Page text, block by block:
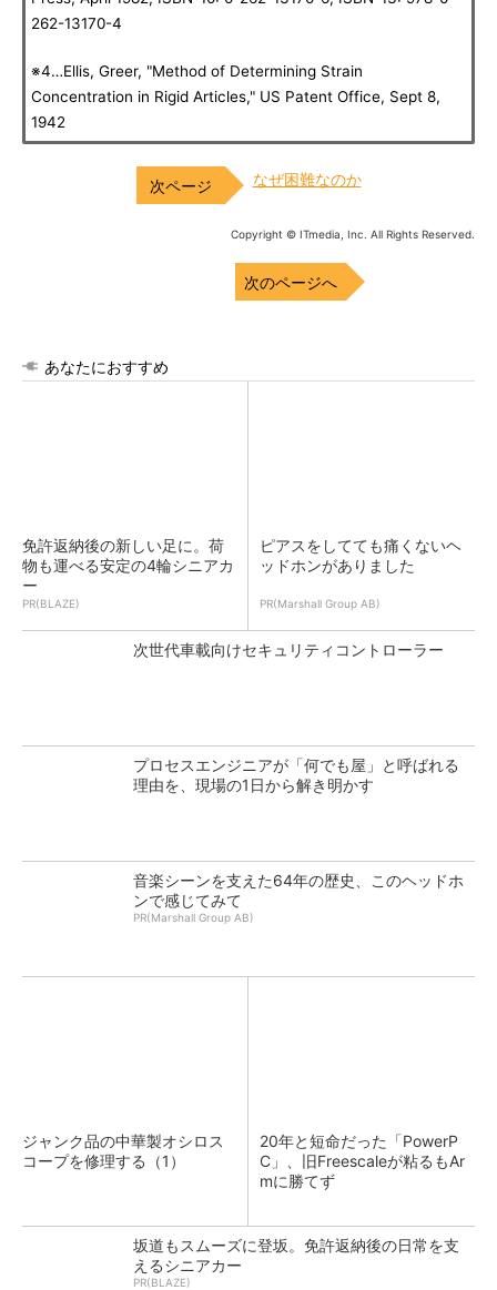
262-13170-4
※4…Ellis, Greer, "Method of Determining Strain
Concentration in Rigid Articles," US Patent Office, Sept 8,
1942
なぜ困難なのか
Copyright © ITmedia, Inc. All Rights Reserved.
次のページへ
あなたにおすすめ
免許返納後の新しい足に。荷
物も運べる安定の4輪シニアカ
ー
PR(BLAZE)
ピアスをしてても痛くないヘ
ッドホンがありました
PR(Marshall Group AB)
次世代車載向けセキュリティコントローラー
プロセスエンジニアが「何でも屋」と呼ばれる
理由を、現場の1日から解き明かす
音楽シーンを支えた64年の歴史、このヘッドホ
ンで感じてみて
PR(Marshall Group AB)
ジャンク品の中華製オシロス
コープを修理する（1）
20年と短命だった「PowerP
C」、旧Freescaleが粘るもAr
mに勝てず
坂道もスムーズに登坂。免許返納後の日常を支
えるシニアカー
PR(BLAZE)